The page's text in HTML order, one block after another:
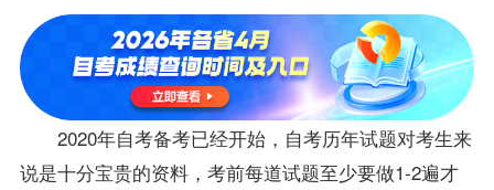
2020年自考备考已经开始，自考历年试题对考生来
说是十分宝贵的资料，考前每道试题至少要做1-2遍才